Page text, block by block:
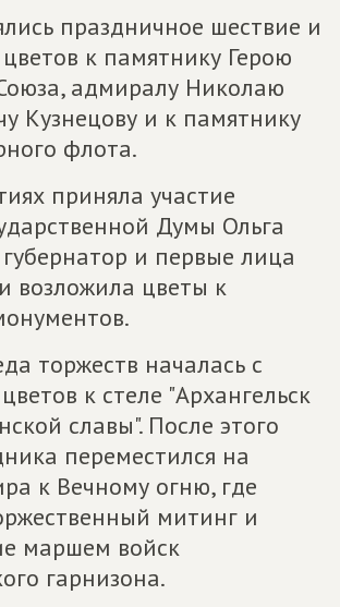
праздничное шествие и
к памятнику Герою
адмиралу Николаю
Кузнецову и к памятнику
флота.
приняла участие
Думы Ольга
и первые лица
возложила цветы к
торжеств началась с
к стеле "Архангельск
славы". После этого
переместился на
к Вечному огню, где
митинг и
маршем войск
гарнизона.